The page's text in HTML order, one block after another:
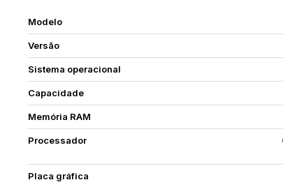
Modelo
Versão
Sistema operacional
Capacidade
Memória RAM
Processador
Placa gráfica